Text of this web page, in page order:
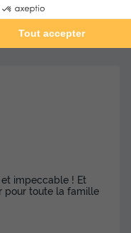
impeccable ! Et
pour toute la famille